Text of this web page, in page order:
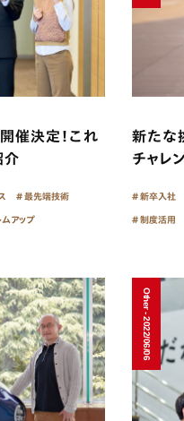
催決定！これ
介
最先端技術
ムアップ
新たな
チャレ
新卒入社
制度活用
Other - 2022/06/06